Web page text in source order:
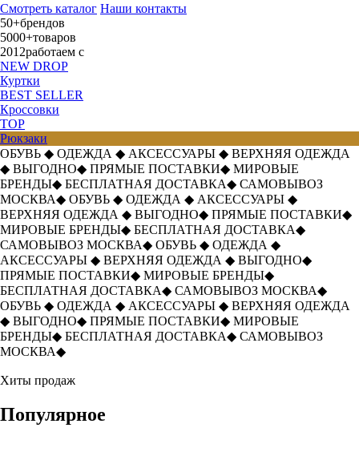
Смотреть каталог Наши контакты
50+брендов
5000+товаров
2012работаем с
NEW DROP
Куртки
BEST SELLER
Кроссовки
TOP
Рюкзаки
ОБУВЬ ◆ ОДЕЖДА ◆ АКСЕССУАРЫ ◆ ВЕРХНЯЯ ОДЕЖДА
◆ ВЫГОДНО◆ ПРЯМЫЕ ПОСТАВКИ◆ МИРОВЫЕ
БРЕНДЫ◆ БЕСПЛАТНАЯ ДОСТАВКА◆ САМОВЫВОЗ
МОСКВА◆ ОБУВЬ ◆ ОДЕЖДА ◆ АКСЕССУАРЫ ◆
ВЕРХНЯЯ ОДЕЖДА ◆ ВЫГОДНО◆ ПРЯМЫЕ ПОСТАВКИ◆
МИРОВЫЕ БРЕНДЫ◆ БЕСПЛАТНАЯ ДОСТАВКА◆
САМОВЫВОЗ МОСКВА◆ ОБУВЬ ◆ ОДЕЖДА ◆
АКСЕССУАРЫ ◆ ВЕРХНЯЯ ОДЕЖДА ◆ ВЫГОДНО◆
ПРЯМЫЕ ПОСТАВКИ◆ МИРОВЫЕ БРЕНДЫ◆
БЕСПЛАТНАЯ ДОСТАВКА◆ САМОВЫВОЗ МОСКВА◆
ОБУВЬ ◆ ОДЕЖДА ◆ АКСЕССУАРЫ ◆ ВЕРХНЯЯ ОДЕЖДА
◆ ВЫГОДНО◆ ПРЯМЫЕ ПОСТАВКИ◆ МИРОВЫЕ
БРЕНДЫ◆ БЕСПЛАТНАЯ ДОСТАВКА◆ САМОВЫВОЗ
МОСКВА◆
Хиты продаж
Популярное